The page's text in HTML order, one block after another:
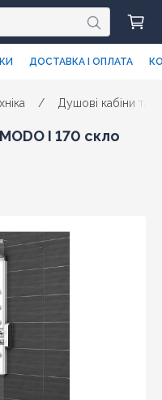
ДОСТАВКА І ОПЛАТА
/ Душові кабіни та
I 170 скло